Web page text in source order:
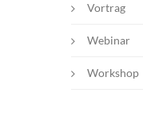
Vortrag
Webinar
Workshop